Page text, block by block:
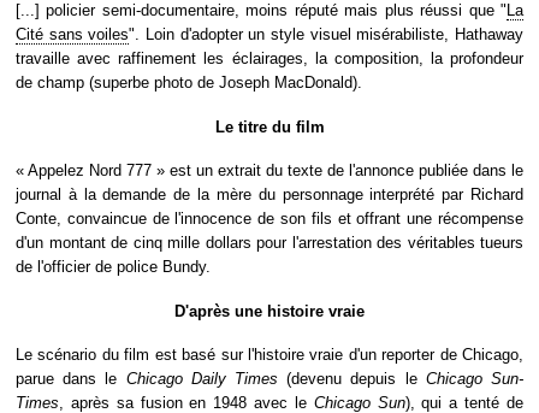
[...] policier semi-documentaire, moins réputé mais plus réussi que " La
Cité sans voiles". Loin d'adopter un style visuel misérabiliste, Hathaway
travaille avec raffinement les éclairages, la composition, la profondeur
de champ (superbe photo de Joseph MacDonald).
Le titre du film
« Appelez Nord 777 » est un extrait du texte de l'annonce publiée dans le
journal à la demande de la mère du personnage interprété par Richard
Conte, convaincue de l'innocence de son fils et offrant une récompense
d'un montant de cinq mille dollars pour l'arrestation des véritables tueurs
de l'officier de police Bundy.
D'après une histoire vraie
Le scénario du film est basé sur l'histoire vraie d'un reporter de Chicago,
parue dans le Chicago Daily Times (devenu depuis le Chicago Sun-
Times , après sa fusion en 1948 avec le Chicago Sun), qui a tenté de